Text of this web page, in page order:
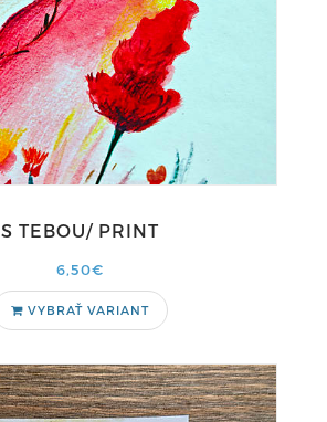
S TEBOU/ PRINT
6,50€
VYBRAŤ VARIANT